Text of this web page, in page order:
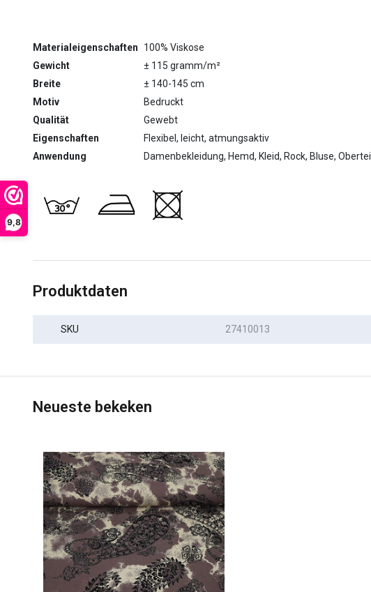
9,8
Materialeigenschaften
100% Viskose
Gewicht
± 115 gramm/m²
Breite
± 140-145 cm
Motiv
Bedruckt
Qualität
Gewebt
Eigenschaften
Flexibel, leicht, atmungsaktiv
Anwendung
Damenbekleidung, Hemd, Kleid, Rock, Bluse, Oberteil
Produktdaten
SKU 27410013
Neueste bekeken